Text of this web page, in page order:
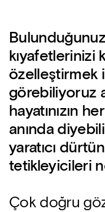
Bulunduğunuz
kıyafetlerinizi
özelleştirmek
görebiliyoruz
hayatınızın
anında
yaratıcı
tetikleyicileri
Çok doğru